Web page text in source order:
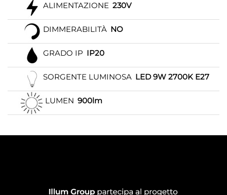
ALIMENTAZIONE 230V
DIMMERABILITÀ NO
GRADO IP IP20
SORGENTE LUMINOSA LED 9W 2700K E27
LUMEN 900lm